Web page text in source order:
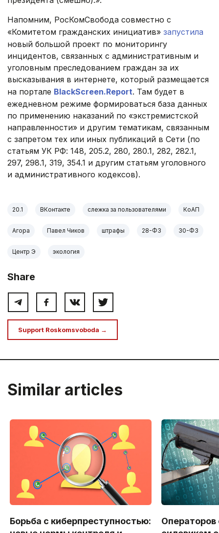
Напомним, РосКомСвобода совместно с
«Комитетом гражданских инициатив» запустила
новый большой проект по мониторингу
инцидентов, связанных с административным и
уголовным преследованием граждан за их
высказывания в интернете, который размещается
на портале BlackScreen.Report. Там будет в
ежедневном режиме формироваться база данных
по применению наказаний по «экстремистской
направленности» и другим тематикам, связанным
с запретом тех или иных публикаций в Сети (по
статьям УК РФ: 148, 205.2, 280, 280.1, 282, 282.1,
297, 298.1, 319, 354.1 и другим статьям уголовного
и административного кодексов).
20.1 ВКонтакте слежка за пользователями КоАП
Агора Павел Чиков штрафы 28-ФЗ 30-ФЗ
Центр Э экология
Share
Support Roskomsvoboda →
Similar articles
Борьба с киберпреступностью: